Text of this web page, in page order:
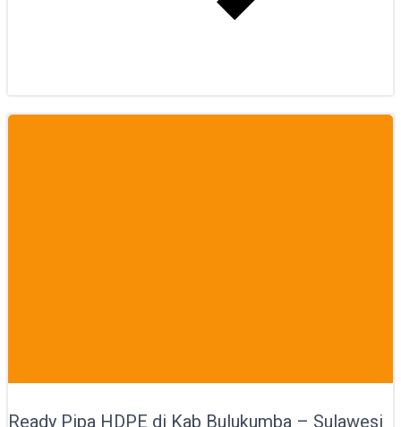
Ready Pipa HDPE di Kab Bulukumba – Sulawesi